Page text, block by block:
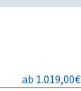
ab 1.019,00€